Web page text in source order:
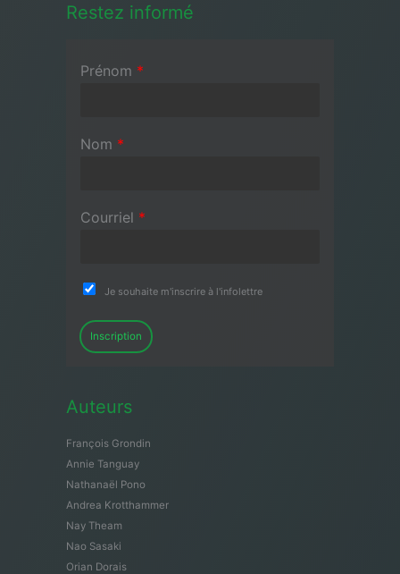
Restez informé
Prénom *
Nom *
Courriel *
Je souhaite m'inscrire à l'infolettre
Inscription
Auteurs
François Grondin
Annie Tanguay
Nathanaël Pono
Andrea Krotthammer
Nay Theam
Nao Sasaki
Orian Dorais